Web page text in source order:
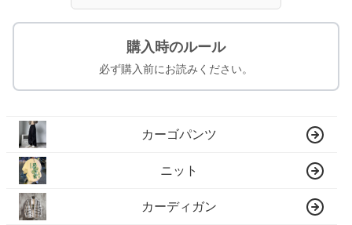
購入時のルール
必ず購入前にお読みください。
カーゴパンツ
ニット
カーディガン